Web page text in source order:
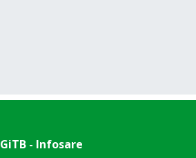
GiTB - Infosare